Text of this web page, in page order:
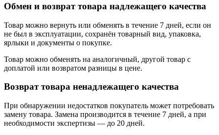
Обмен и возврат товара надлежащего качества
Товар можно вернуть или обменять в течение 7 дней, если он
не был в эксплуатации, сохранён товарный вид, упаковка,
ярлыки и документы о покупке.
Товар можно обменять на аналогичный, другой товар с
доплатой или возвратом разницы в цене.
Возврат товара ненадлежащего качества
При обнаружении недостатков покупатель может потребовать
замену товара. Замена производится в течение 7 дней, а при
необходимости экспертизы — до 20 дней.